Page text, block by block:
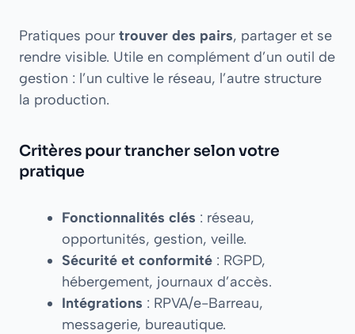
Pratiques pour trouver des pairs, partager et se
rendre visible. Utile en complément d’un outil de
gestion : l’un cultive le réseau, l’autre structure
la production.
Critères pour trancher selon votre
pratique
Fonctionnalités clés : réseau,
opportunités, gestion, veille.
Sécurité et conformité : RGPD,
hébergement, journaux d’accès.
Intégrations : RPVA/e-Barreau,
messagerie, bureautique.